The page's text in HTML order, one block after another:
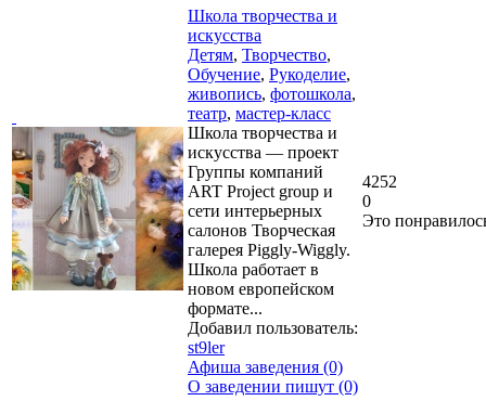
Школа творчества и
искусства
Детям, Творчество,
Обучение, Рукоделие,
живопись, фотошкола,
театр, мастер-класс
Школа творчества и
искусства — проект
Группы компаний
ART Project group и
сети интерьерных
салонов Творческая
галерея Piggly-Wiggly.
Школа работает в
новом европейском
формате...
Добавил пользователь:
st9ler
Афиша заведения (0)
О заведении пишут (0)
4252
0
Это